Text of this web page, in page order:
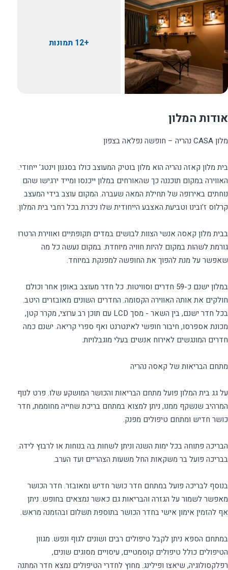
+12 תמונות
אודות המלון
בית מלון קאזה נהריה הוא מלון בוטיק המעוצב כולו בסגנון וינטג' ייחודי.
האווירה במקום תוכננה כך שהאורחים במלון ייכנסו ומייד ירגישו שהם
נוחתים באירופה של תחילת המאה שעברה. המקום עוצב בידי המעצב
בבית מלון קאסה אנשי הצוות לבושים במדים תקופתיים ואווירת הרטרו
גורמת לשהות במקום להיות חוויה מיוחדת. במקום נעשה כל מה
במלון ישנם כ-59 חדרים וסוויטות. כל חדר מעוצב באופן אחר וכולם
חולקים את אותה האווירה הקסומה. החדרים השונים מאובזרים היטב.
בכל חדר ישנם, בין השאר - מסך LCD עם תוכן רב ערוצי, מקרר קטן,
מכונת אספרסו, חיבור חופשי לאינטרנט ואף ספרי קריאה. ישנם כמה
על גג בית המלון פועל מתחם הבריאות והכושר המושקע שלו. פרט לנוף
המרהיב שנשקף ממנו, ניתן למצוא במתחם בריכת שחייה מחוממת, חדר
הבריכה פתוחה בכל ימות השנה וניתן לשחות בה בנוחות או לרבוץ לידה.
בנוסף לבריכה פועל במתחם חדר כושר חדיש ומאובזר. חדר הכושר
מאפשר לשמור על הגזרה והבריאות גם כאשר נמצאים בחופש. ניתן
במתחם הספא ניתן לקבל טיפולים רבים ושונים לגוף ונפש. מגוון
הטיפולים כולל טיפולים קוסמטיים, עיסויים מסוגים שונים,
רפלקסולוגיה, שיאצו ופילינג. מחוץ לחדרי הטיפולים נמצא חדר המתנה